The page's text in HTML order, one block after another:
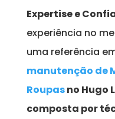
Expertise e
experiência no
uma referência
manutenção de
Roupasno Hugo
composta por